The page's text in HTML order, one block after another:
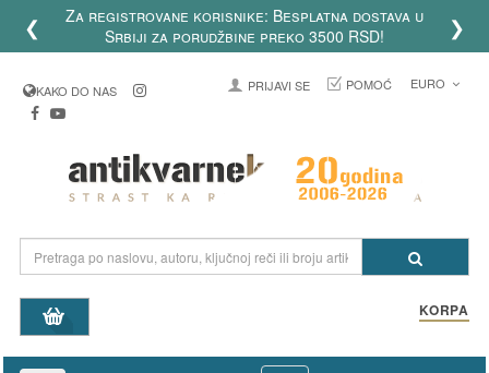
❮
Za registrovane korisnike: Besplatna dostava u
Srbiji za porudžbine preko 3500 RSD!
❯
KAKO DO NAS PRIJAVI SE POMOĆ EURO
KORPA